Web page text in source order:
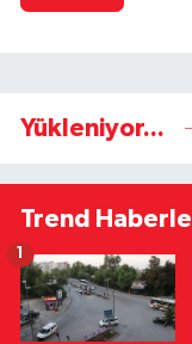
Yükleniyor...
Trend
1